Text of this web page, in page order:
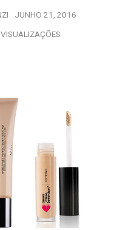
JUNHO 21, 2016